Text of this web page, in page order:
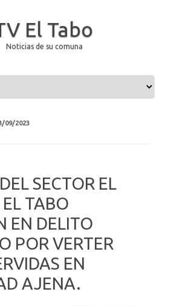
El Tabo
Noticias de su comuna
09/2023
SECTOR EL
TABO
EN DELITO
POR VERTER
EN
AJENA.